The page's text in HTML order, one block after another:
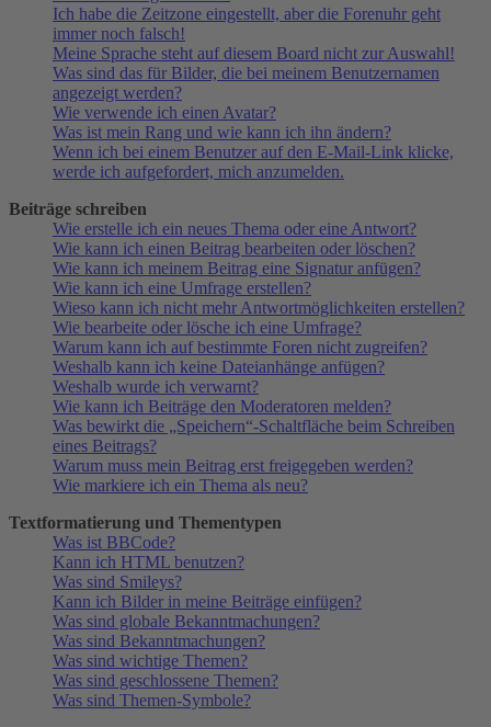
Ich habe die Zeitzone eingestellt, aber die Forenuhr geht
immer noch falsch!
Meine Sprache steht auf diesem Board nicht zur Auswahl!
Was sind das für Bilder, die bei meinem Benutzernamen
angezeigt werden?
Wie verwende ich einen Avatar?
Was ist mein Rang und wie kann ich ihn ändern?
Wenn ich bei einem Benutzer auf den E-Mail-Link klicke,
werde ich aufgefordert, mich anzumelden.
Beiträge schreiben
Wie erstelle ich ein neues Thema oder eine Antwort?
Wie kann ich einen Beitrag bearbeiten oder löschen?
Wie kann ich meinem Beitrag eine Signatur anfügen?
Wie kann ich eine Umfrage erstellen?
Wieso kann ich nicht mehr Antwortmöglichkeiten erstellen?
Wie bearbeite oder lösche ich eine Umfrage?
Warum kann ich auf bestimmte Foren nicht zugreifen?
Weshalb kann ich keine Dateianhänge anfügen?
Weshalb wurde ich verwarnt?
Wie kann ich Beiträge den Moderatoren melden?
Was bewirkt die „Speichern“-Schaltfläche beim Schreiben
eines Beitrags?
Warum muss mein Beitrag erst freigegeben werden?
Wie markiere ich ein Thema als neu?
Textformatierung und Thementypen
Was ist BBCode?
Kann ich HTML benutzen?
Was sind Smileys?
Kann ich Bilder in meine Beiträge einfügen?
Was sind globale Bekanntmachungen?
Was sind Bekanntmachungen?
Was sind wichtige Themen?
Was sind geschlossene Themen?
Was sind Themen-Symbole?